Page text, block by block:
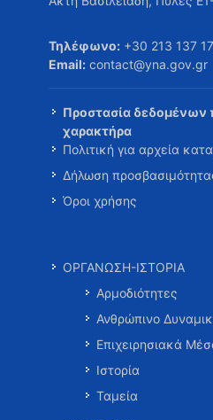
Τηλέφωνο: +30 213 137
Email: contact@yna.gov.gr
Προστασία δεδομένων
χαρακτήρα
Πολιτική για αρχεία
Δήλωση
Όροι χρήσης
ΟΡΓΑΝΩΣΗ-ΙΣΤΟΡΙΑ
Αρμοδιότητες
Ανθρώπινο
Επιχειρησιακά
Ιστορία
Ταμεία